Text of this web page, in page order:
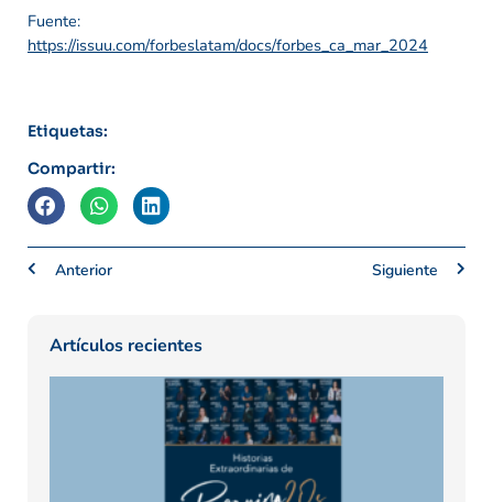
Fuente:
https://issuu.com/forbeslatam/docs/forbes_ca_mar_2024
Etiquetas:
Compartir:
Anterior Siguiente
Artículos recientes